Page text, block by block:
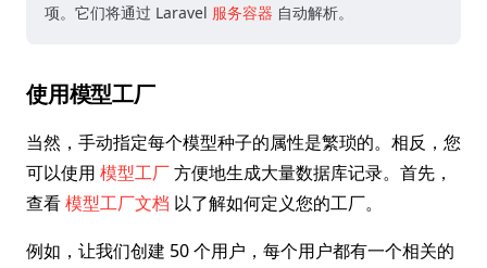
项。它们将通过 Laravel 服务容器 自动解析。
使用模型工厂
当然，手动指定每个模型种子的属性是繁琐的。相反，您
可以使用 模型工厂方便地生成大量数据库记录。首先，
查看模型工厂文档 以了解如何定义您的工厂。
例如，让我们创建 50 个用户，每个用户都有一个相关的